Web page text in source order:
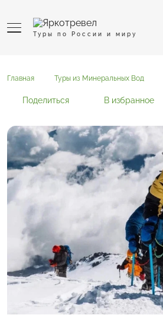
Туры по России и миру
Главная Туры из Минеральных Вод
Поделиться В избранное